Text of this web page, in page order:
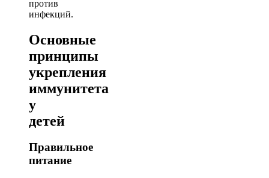
против
инфекций.
Основные
принципы
укрепления
иммунитета
у
детей
Правильное
питание